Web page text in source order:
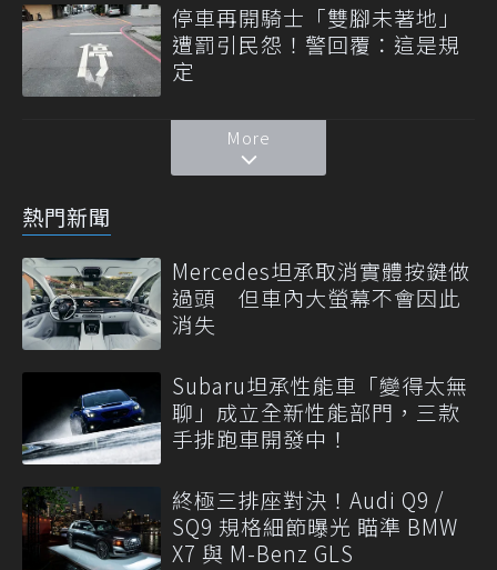
停車再開騎士「雙腳未著地」
遭罰引民怨！警回覆：這是規
定
More
熱門新聞
Mercedes坦承取消實體按鍵做
過頭 但車內大螢幕不會因此
消失
Subaru坦承性能車「變得太無
聊」成立全新性能部門，三款
手排跑車開發中！
終極三排座對決！Audi Q9 /
SQ9 規格細節曝光 瞄準 BMW
X7 與 M-Benz GLS